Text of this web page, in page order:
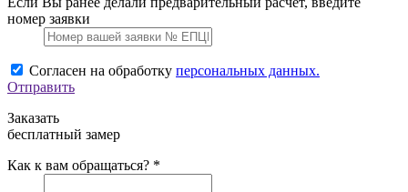
номер заявки
Согласен на обработку персональных данных.
Отправить
Заказать
бесплатный замер
Как к вам обращаться? *